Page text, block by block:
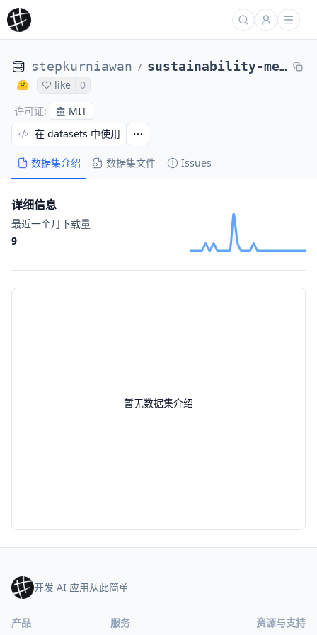
stepkurniawan / sustainability-methods-wiki
like
0
许可证: MIT
数据集介绍 数据集文件 Issues
在 datasets 中使用
暂无数据集介绍
详细信息
最近一个月下载量
9
开发 AI 应用从此简单
产品 服务 资源与支持